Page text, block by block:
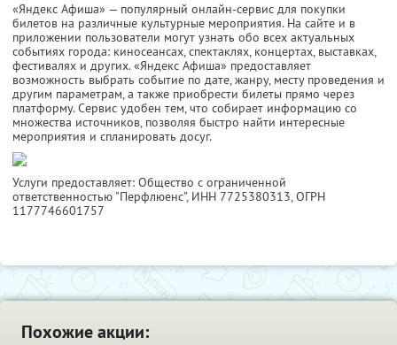
«Яндекс Афиша» — популярный онлайн-сервис для покупки
билетов на различные культурные мероприятия. На сайте и в
приложении пользователи могут узнать обо всех актуальных
событиях города: киносеансах, спектаклях, концертах, выставках,
фестивалях и других. «Яндекс Афиша» предоставляет
возможность выбрать событие по дате, жанру, месту проведения и
другим параметрам, а также приобрести билеты прямо через
платформу. Сервис удобен тем, что собирает информацию со
множества источников, позволяя быстро найти интересные
мероприятия и спланировать досуг.
Услуги предоставляет: Общество с ограниченной
ответственностью "Перфлюенс", ИНН 7725380313, ОГРН
1177746601757
Похожие акции: